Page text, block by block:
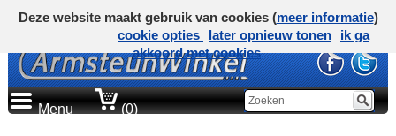
Menu (0)
Deze website maakt gebruik van cookies (meer informatie)
cookie opties
later opnieuw tonen
ik ga
akkoord met cookies